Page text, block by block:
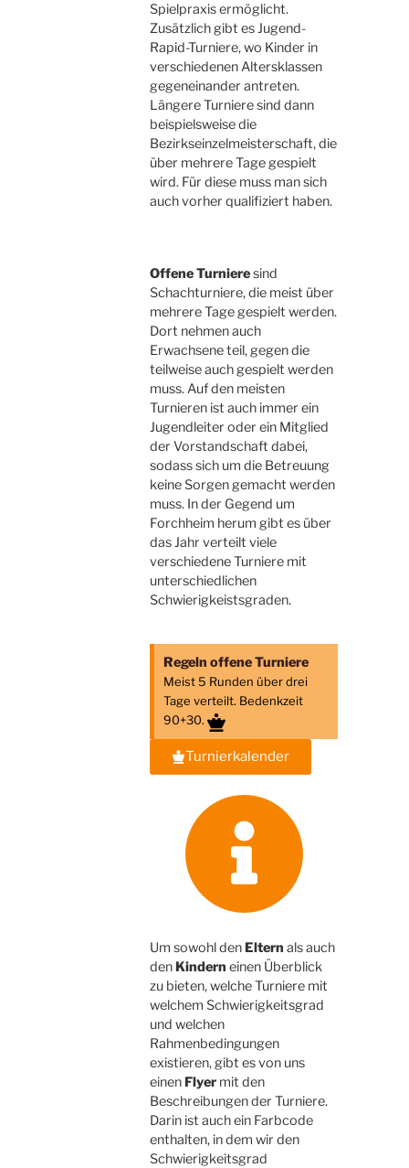
Spielpraxis ermöglicht.
Zusätzlich gibt es Jugend-
Rapid-Turniere, wo Kinder in
verschiedenen Altersklassen
gegeneinander antreten.
Längere Turniere sind dann
beispielsweise die
Bezirkseinzelmeisterschaft, die
über mehrere Tage gespielt
wird. Für diese muss man sich
auch vorher qualifiziert haben.
Offene Turnieresind
Schachturniere, die meist über
mehrere Tage gespielt werden.
Dort nehmen auch
Erwachsene teil, gegen die
teilweise auch gespielt werden
muss. Auf den meisten
Turnieren ist auch immer ein
Jugendleiter oder ein Mitglied
der Vorstandschaft dabei,
sodass sich um die Betreuung
keine Sorgen gemacht werden
muss. In der Gegend um
Forchheim herum gibt es über
das Jahr verteilt viele
verschiedene Turniere mit
unterschiedlichen
Schwierigkeistsgraden.
Regeln offene Turniere
Meist 5 Runden über drei
Tage verteilt. Bedenkzeit
90+30.
Turnierkalender
Um sowohl denElternals auch
denKinderneinen Überblick
zu bieten, welche Turniere mit
welchem Schwierigkeitsgrad
und welchen
Rahmenbedingungen
existieren, gibt es von uns
einenFlyer mit den
Beschreibungen der Turniere.
Darin ist auch ein Farbcode
enthalten, in dem wir den
Schwierigkeitsgrad